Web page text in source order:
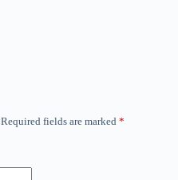
Required fields are marked *